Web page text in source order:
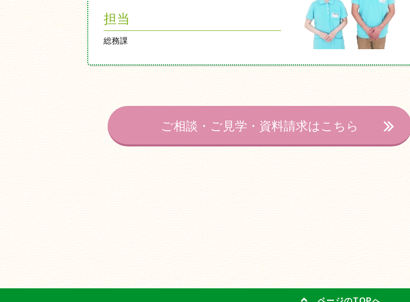
担当
総務課
ご相談・ご見学・資料請求はこちら